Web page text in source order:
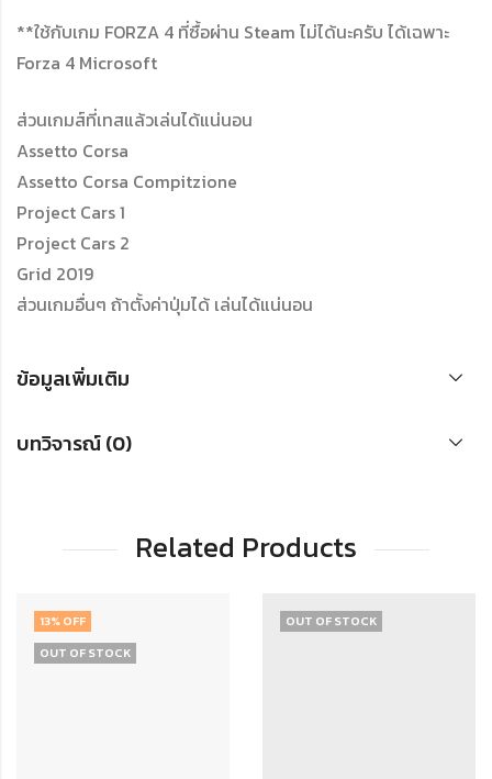
**ใช้กับเกม FORZA 4 ที่ซื้อผ่าน Steam ไม่ได้นะครับ ได้เฉพาะ
Forza 4 Microsoft
ส่วนเกมส์ที่เทสแล้วเล่นได้แน่นอน
Assetto Corsa
Assetto Corsa Compitzione
Project Cars 1
Project Cars 2
Grid 2019
ส่วนเกมอื่นๆ ถ้าตั้งค่าปุ่มได้ เล่นได้แน่นอน
ข้อมูลเพิ่มเติม
บทวิจารณ์ (0)
Related Products